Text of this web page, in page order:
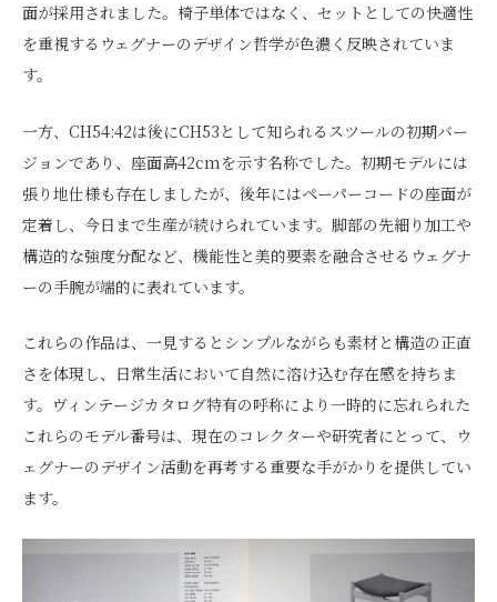
面が採用されました。椅子単体ではなく、セットとしての快適性
を重視するウェグナーのデザイン哲学が色濃く反映されていま
す。
一方、CH54:42は後にCH53として知られるスツールの初期バー
ジョンであり、座面高42cmを示す名称でした。初期モデルには
張り地仕様も存在しましたが、後年にはペーパーコードの座面が
定着し、今日まで生産が続けられています。脚部の先細り加工や
構造的な強度分配など、機能性と美的要素を融合させるウェグナ
ーの手腕が端的に表れています。
これらの作品は、一見するとシンプルながらも素材と構造の正直
さを体現し、日常生活において自然に溶け込む存在感を持ちま
す。ヴィンテージカタログ特有の呼称により一時的に忘れられた
これらのモデル番号は、現在のコレクターや研究者にとって、ウ
ェグナーのデザイン活動を再考する重要な手がかりを提供してい
ます。